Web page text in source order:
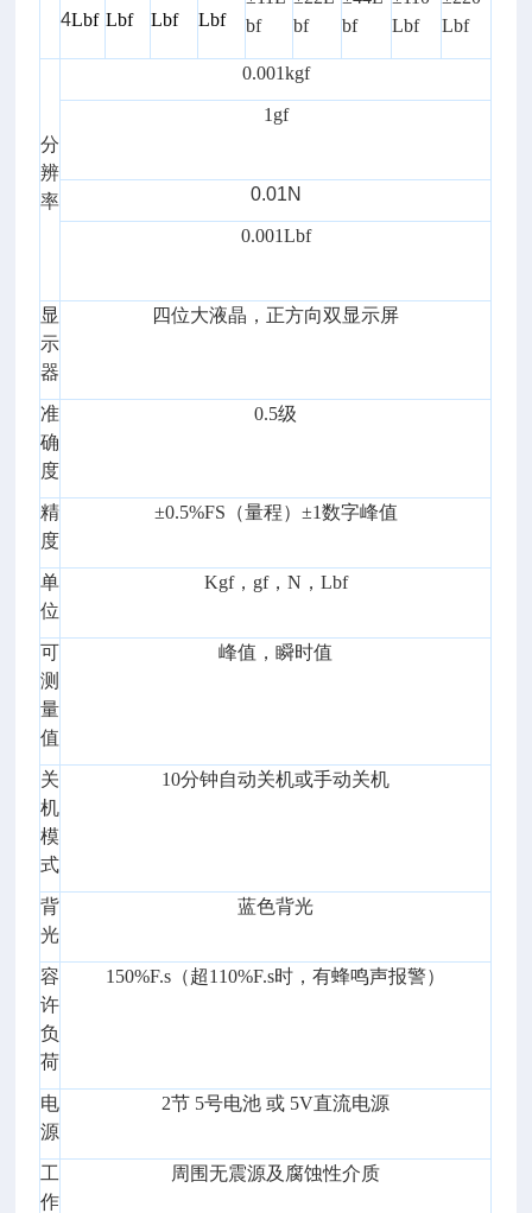
4Lbf Lbf
Lbf
Lbf
bf
bf
bf
Lbf
Lbf
分
辨
率
0.001kgf
1gf
0.01N
0.001Lbf
显
示
器
四位大液晶，正方向双显示屏
准
确
度
0.5级
精
度
±0.5%FS（量程）±1数字峰值
单
位
Kgf，gf，N，Lbf
可
测
量
值
峰值，瞬时值
关
机
模
式
10分钟自动关机或手动关机
背
光
蓝色背光
容
许
负
荷
150%F.s（超110%F.s时，有蜂鸣声报警）
电
源
2节 5号电池 或 5V直流电源
工
作
周围无震源及腐蚀性介质